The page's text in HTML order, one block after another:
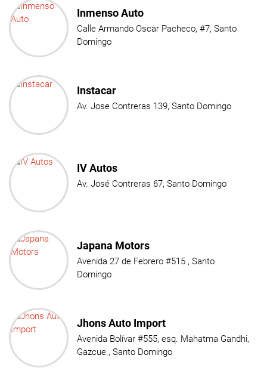
Inmenso Auto
Calle Armando Oscar Pacheco, #7, Santo
Domingo
Instacar
Av. Jose Contreras 139, Santo Domingo
IV Autos
Av. José Contreras 67, Santo Domingo
Japana Motors
Avenida 27 de Febrero #515 , Santo
Domingo
Jhons Auto Import
Avenida Bolívar #555, esq. Mahatma Gandhi,
Gazcue., Santo Domingo